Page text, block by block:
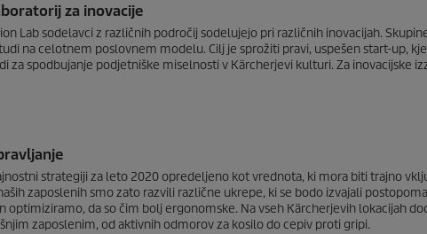
za inovacije
Lab sodelavci z različnih področij sodelujejo pri različnih inovacijah.
na celotnem poslovnem modelu. Cilj je sprožiti pravi, uspešen start-up,
za spodbujanje podjetniške miselnosti v Kärcherjevi kulturi. Za inovacijske
strategiji za leto 2020 opredeljeno kot vrednota, ki mora biti trajno
zaposlenih smo zato razvili različne ukrepe, ki se bodo izvajali
optimiziramo, da so čim bolj ergonomske. Na vseh Kärcherjevih lokacijah
zaposlenim, od aktivnih odmorov za kosilo do cepiv proti gripi.